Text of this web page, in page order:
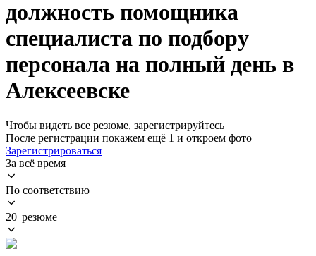
должность помощника
специалиста по подбору
персонала на полный день в
Алексеевске
Чтобы видеть все резюме, зарегистрируйтесь
После регистрации покажем ещё 1 и откроем фото
Зарегистрироваться
За всё время
По соответствию
20 резюме